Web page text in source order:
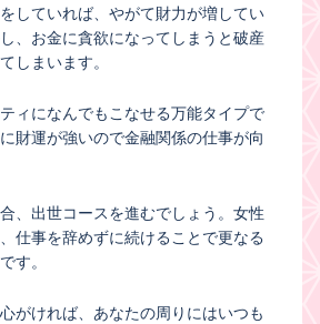
していれば、やがて財力が増してい
、お金に貪欲になってしまうと破産
しまいます。
ィになんでもこなせる万能タイプで
財運が強いので金融関係の仕事が向
、出世コースを進むでしょう。女性
仕事を辞めずに続けることで更なる
す。
がければ、あなたの周りにはいつも